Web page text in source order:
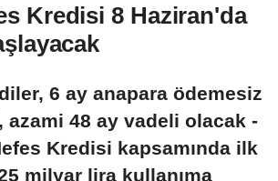
Kredisi 8 Haziran'da
6 ay anapara ödemesiz
azami 48 ay vadeli olacak -
Kredisi kapsamında ilk
milyar lira kullanıma